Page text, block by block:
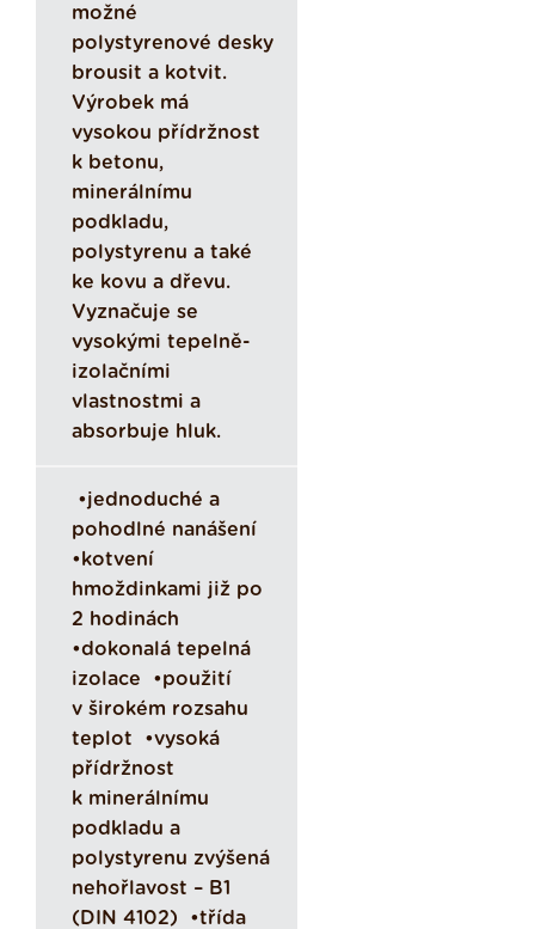
možné
polystyrenové desky
brousit a kotvit.
Výrobek má
vysokou přídržnost
k betonu,
minerálnímu
podkladu,
polystyrenu a také
ke kovu a dřevu.
Vyznačuje se
vysokými tepelně-
izolačními
vlastnostmi a
absorbuje hluk.
•jednoduché a
pohodlné nanášení
•kotvení
hmoždinkami již po
2 hodinách
•dokonalá tepelná
izolace •použití
v širokém rozsahu
teplot •vysoká
přídržnost
k minerálnímu
podkladu a
polystyrenu zvýšená
nehořlavost – B1
(DIN 4102) •třída